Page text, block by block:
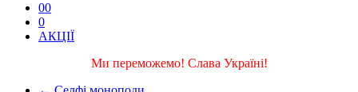
00
0
АКЦІЇ
Ми переможемо! Слава Україні!